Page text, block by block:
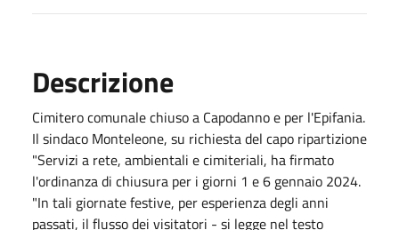
Descrizione
Cimitero comunale chiuso a Capodanno e per l'Epifania.
Il sindaco Monteleone, su richiesta del capo ripartizione
"Servizi a rete, ambientali e cimiteriali, ha firmato
l'ordinanza di chiusura per i giorni 1 e 6 gennaio 2024.
"In tali giornate festive, per esperienza degli anni
passati, il flusso dei visitatori - si legge nel testo